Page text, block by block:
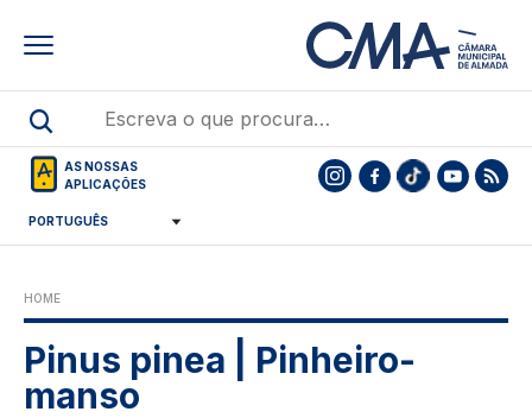
AS NOSSAS
APLICAÇÕES
HOME
Pinus pinea | Pinheiro-
manso